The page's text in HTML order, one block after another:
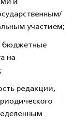
участием;
бюджетные
на
редакции,